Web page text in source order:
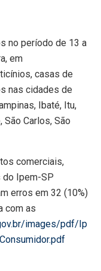
no período de 13 a
em
casas de
nas cidades de
Ibaté, Itu,
São Carlos, São
comerciais,
do Ipem-SP
erros em 32 (10%)
com as
images/pdf/Ip